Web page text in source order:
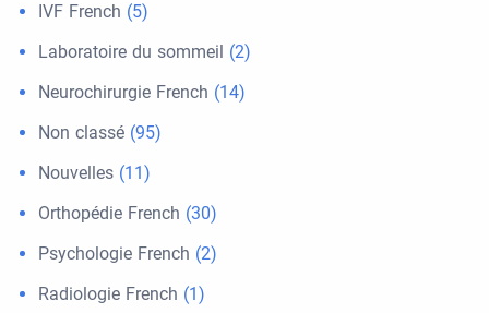
IVF French (5)
Laboratoire du sommeil (2)
Neurochirurgie French (14)
Non classé (95)
Nouvelles (11)
Orthopédie French (30)
Psychologie French (2)
Radiologie French (1)